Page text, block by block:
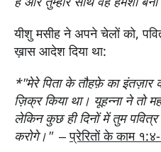
यीशु मसीह ने अपने चेलों को,
ख़ास आदेश दिया था:
*"मेरे पिता के तौहफ़े का इंतज़ार
ज़िक्र किया था। यूहन्ना ने तो
लेकिन कुछ ही दिनों में तुम
करोगे।"–प्रेरितों के काम